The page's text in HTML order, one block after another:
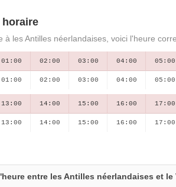
horaire
à les Antilles néerlandaises, voici l'heure
01:00 02:00 03:00 04:00 05:00
01:00 02:00 03:00 04:00 05:00
13:00 14:00 15:00 16:00 17:00
13:00 14:00 15:00 16:00 17:00
entre les Antilles néerlandaises et le